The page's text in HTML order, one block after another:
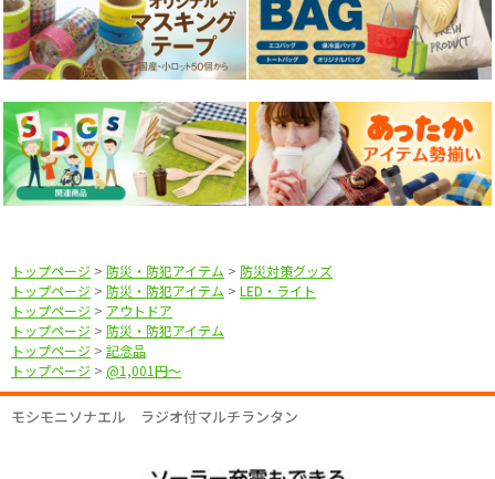
トップページ > 防災・防犯アイテム > 防災対策グッズ
トップページ > 防災・防犯アイテム > LED・ライト
トップページ > アウトドア
トップページ > 防災・防犯アイテム
トップページ > 記念品
トップページ > @1,001円〜
モシモニソナエル ラジオ付マルチランタン